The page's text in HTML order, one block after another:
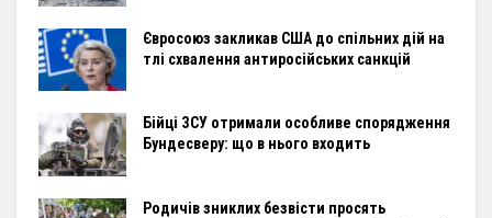
Євросоюз закликав США до спільних дій на
тлі схвалення антиросійських санкцій
Бійці ЗСУ отримали особливе спорядження
Бундесверу: що в нього входить
Родичів зниклих безвісти просять